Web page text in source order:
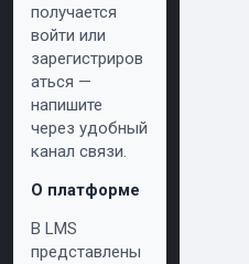
получается
войти или
зарегистриров
аться —
напишите
через удобный
канал связи.
О платформе
В LMS
представлены